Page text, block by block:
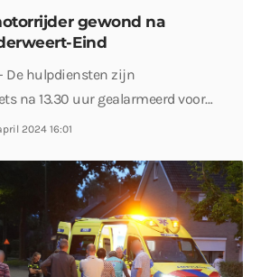
gewond na
Eind
De hulpdiensten zijn
na 13.30 uur gealarmeerd voor…
2024 16:01